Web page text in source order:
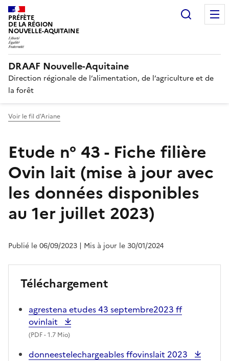
PRÉFÈTE
DE LA RÉGION
NOUVELLE-AQUITAINE
DRAAF Nouvelle-Aquitaine
Direction régionale de l’alimentation, de l’agriculture et de
la forêt
Voir le fil d'Ariane
Etude n° 43 - Fiche filière
Ovin lait (mise à jour avec
les données disponibles
au 1er juillet 2023)
Publié le 06/09/2023 | Mis à jour le 30/01/2024
Téléchargement
agrestena etudes 43 septembre2023 ff
ovinlait
(PDF- 1.7 Mio)
donneestelechargeables ffovinslait 2023